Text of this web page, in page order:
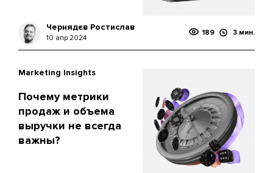
Чернядєв Ростислав
10 апр 2024
189 3 мин.
Marketing Insights
Почему метрики
продаж и объема
выручки не всегда
важны?